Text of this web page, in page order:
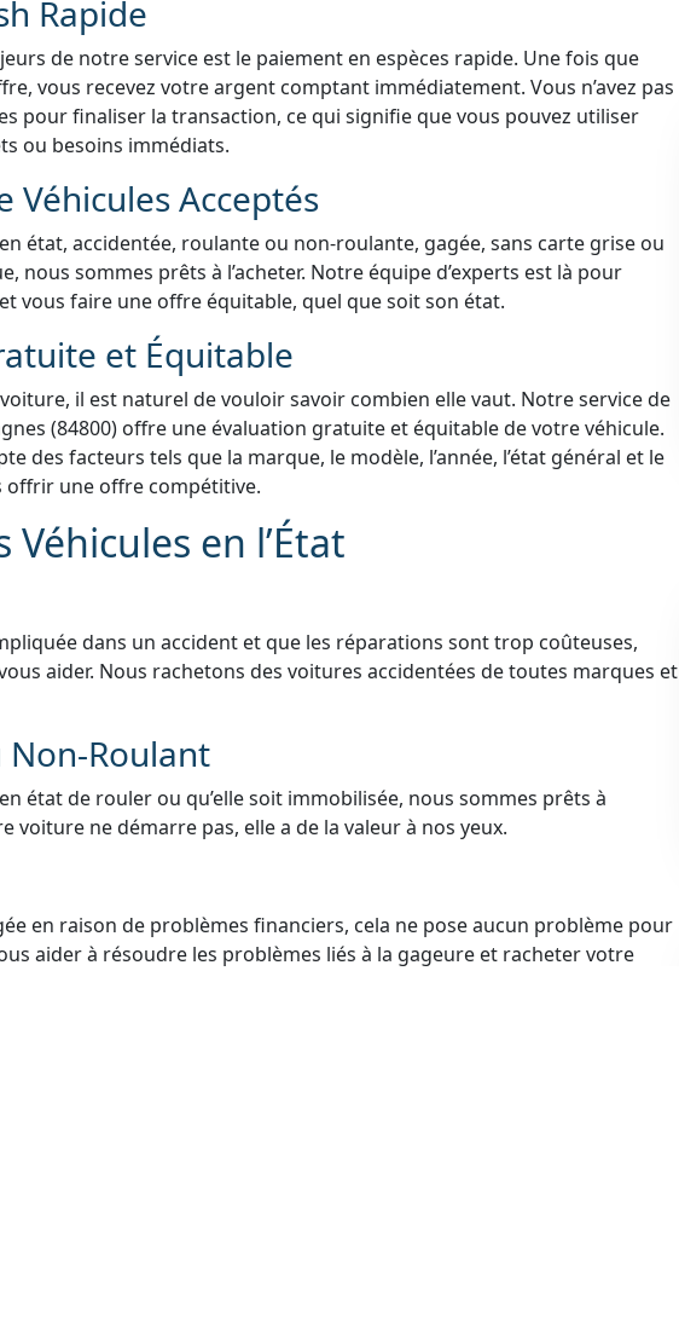
Rapide
de notre service est le paiement en espèces rapide. Une fois que
vous recevez votre argent comptant immédiatement. Vous n’avez pas
pour finaliser la transaction, ce qui signifie que vous pouvez utiliser
ou besoins immédiats.
Véhicules Acceptés
état, accidentée, roulante ou non-roulante, gagée, sans carte grise ou
nous sommes prêts à l’acheter. Notre équipe d’experts est là pour
vous faire une offre équitable, quel que soit son état.
et Équitable
il est naturel de vouloir savoir combien elle vaut. Notre service de
(84800) offre une évaluation gratuite et équitable de votre véhicule.
des facteurs tels que la marque, le modèle, l’année, l’état général et le
une offre compétitive.
Véhicules en l’État
dans un accident et que les réparations sont trop coûteuses,
aider. Nous rachetons des voitures accidentées de toutes marques et
Non-Roulant
état de rouler ou qu’elle soit immobilisée, nous sommes prêts à
voiture ne démarre pas, elle a de la valeur à nos yeux.
en raison de problèmes financiers, cela ne pose aucun problème pour
aider à résoudre les problèmes liés à la gageure et racheter votre